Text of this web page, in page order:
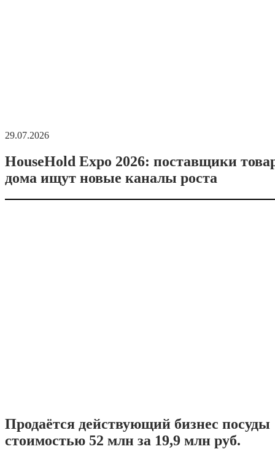
29.07.2026
HouseHold Expo 2026: поставщики
дома ищут новые каналы роста
Продаётся действующий бизнес посуды
стоимостью 52 млн за 19,9 млн руб.